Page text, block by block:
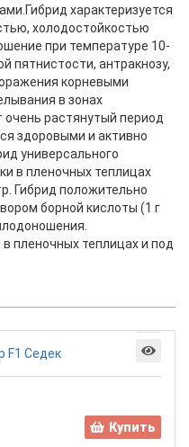
характеризуется
холодостойкостью
при температуре 10-
пятнистости, антракнозу,
корневыми
в зонах
очень растянутый период
здоровыми и активно
универсального
в пленочных теплицах
Гибрид положительно
борной кислоты (1 г
пленочных теплицах и под
Купить